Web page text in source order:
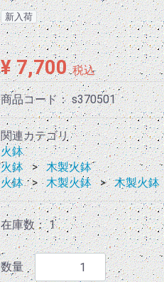
新入荷
¥ 7,700 税込
商品コード：s370501
関連カテゴリ
火鉢
火鉢
木製火鉢
火鉢
木製火鉢 木製火鉢
在庫数： 1
数量